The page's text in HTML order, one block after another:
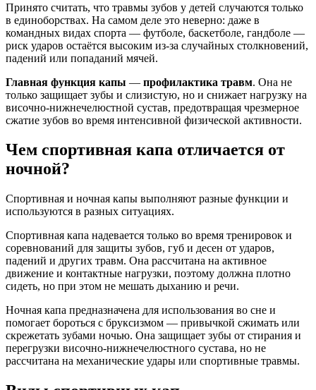
Принято считать, что травмы зубов у детей случаются только
в единоборствах. На самом деле это неверно: даже в
командных видах спорта — футболе, баскетболе, гандболе —
риск ударов остаётся высоким из-за случайных столкновений,
падений или попаданий мячей.
Главная функция капы — профилактика травм. Она не
только защищает зубы и слизистую, но и снижает нагрузку на
височно-нижнечелюстной сустав, предотвращая чрезмерное
сжатие зубов во время интенсивной физической активности.
Чем спортивная капа отличается от
ночной?
Спортивная и ночная капы выполняют разные функции и
используются в разных ситуациях.
Спортивная капа надевается только во время тренировок и
соревнований для защиты зубов, губ и десен от ударов,
падений и других травм. Она рассчитана на активное
движение и контактные нагрузки, поэтому должна плотно
сидеть, но при этом не мешать дыханию и речи.
Ночная капа предназначена для использования во сне и
помогает бороться с бруксизмом — привычкой сжимать или
скрежетать зубами ночью. Она защищает зубы от стирания и
перегрузки височно-нижнечелюстного сустава, но не
рассчитана на механические удары или спортивные травмы.